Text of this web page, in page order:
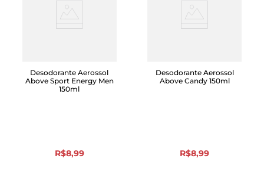
Desodorante Aerossol
Above Sport Energy Men
150ml
R$8,99
Desodorante Aerossol
Above Candy 150ml
R$8,99